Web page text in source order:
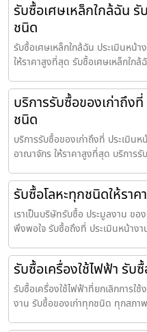
รับซื้อเศษเหล็กใกล้ฉัน รั
ชนิด
รับซื้อเศษเหล็กใกล้ฉัน ประเมินหน้
ให้ราคาสูงที่สุด รับซื้อเศษเหล็กใกล้
บริการรับซื้อของเก่าถึง
ชนิด
บริการรับซื้อของเก่าถึงที่ ประเมิน
อาณาจักร ให้ราคาสูงที่สุด บริการรั
รับซื้อโลหะทุกชนิดให้ราค
เราเป็นบริษัทรับซื้อ ประมูลงาน ข
พึงพอใจ รับซื้อถึงที่ ประเมินหน้าง
รับซื้อเครื่องใช้ไฟฟ้า รับ
รับซื้อเครื่องใช้ไฟฟ้าที่ยกเลิกการใ
งาน รับซื้อของเก่าทุกชนิด ทุกสภา